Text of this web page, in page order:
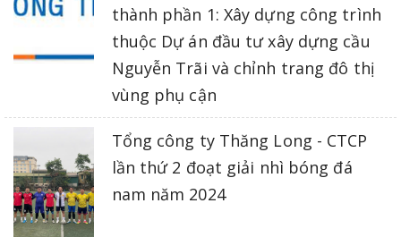
thành phần 1: Xây dựng công trình
thuộc Dự án đầu tư xây dựng cầu
Nguyễn Trãi và chỉnh trang đô thị
vùng phụ cận
Tổng công ty Thăng Long - CTCP
lần thứ 2 đoạt giải nhì bóng đá
nam năm 2024